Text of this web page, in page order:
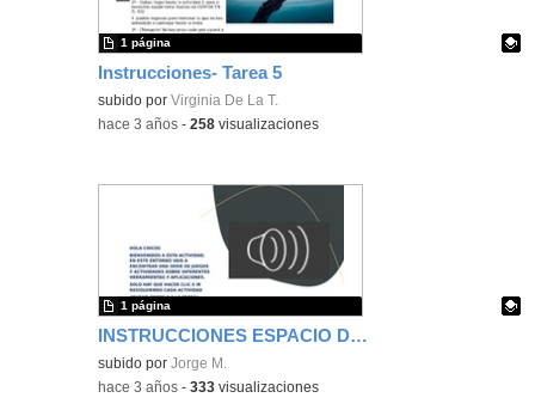
Instrucciones- Tarea 5
Contenido educativo.
subido porVirginia De La T.
1 página
-hace 3 años -258 visualizaciones
INSTRUCCIONES ESPACIO DE ACTIVIDADES
Contenido educativo.
subido porJorge M.
1 página
-hace 3 años -333 visualizaciones